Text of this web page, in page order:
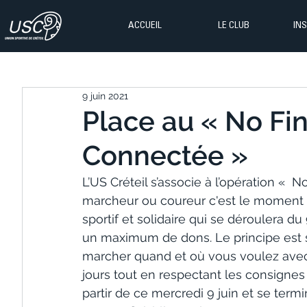
ACCUEIL LE CLUB
Place au « No
Connectée »
9 juin 2021
L’US Créteil s’associe à l’opération «
marcheur ou coureur c'est le
sportif et solidaire qui se déroulera
un maximum de dons. Le principe est
marcher quand et où vous voulez
jours tout en respectant les
partir de ce mercredi 9 juin et se